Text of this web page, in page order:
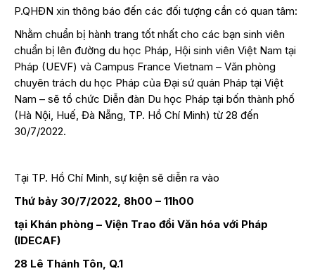
P.QHĐN xin thông báo đến các đối tượng cần có quan tâm:
Nhằm chuẩn bị hành trang tốt nhất cho các bạn sinh viên
chuẩn bị lên đường du học Pháp, Hội sinh viên Việt Nam tại
Pháp (UEVF) và Campus France Vietnam – Văn phòng
chuyên trách du học Pháp của Đại sứ quán Pháp tại Việt
Nam – sẽ tổ chức Diễn đàn Du học Pháp tại bốn thành phố
(Hà Nội, Huế, Đà Nẵng, TP. Hồ Chí Minh) từ 28 đến
30/7/2022.
Tại TP. Hồ Chí Minh, sự kiện sẽ diễn ra vào
Thứ bảy 30/7/2022, 8h00 – 11h00
tại Khán phòng – Viện Trao đổi Văn hóa với Pháp
(IDECAF)
28 Lê Thánh Tôn, Q.1